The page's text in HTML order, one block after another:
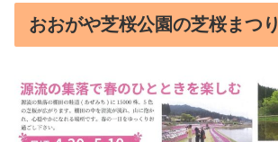
おおがや芝桜公園の芝桜まつり